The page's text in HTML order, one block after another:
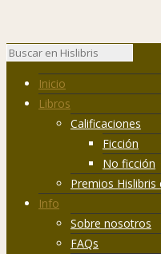
Inicio
Libros
Calificaciones
Ficción
No ficción
Premios
Info
Sobre nosotros
FAQs